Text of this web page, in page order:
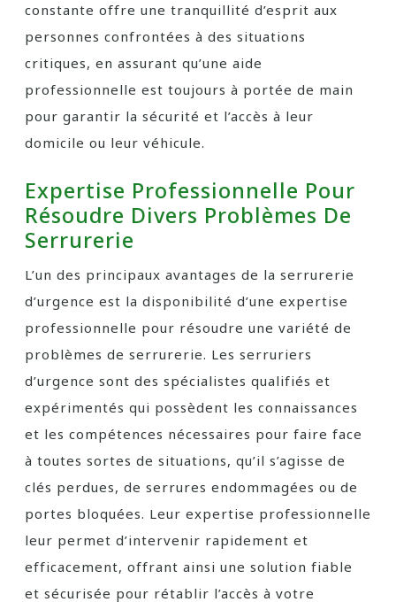
constante offre une tranquillité d’esprit aux
personnes confrontées à des situations
critiques, en assurant qu’une aide
professionnelle est toujours à portée de main
pour garantir la sécurité et l’accès à leur
domicile ou leur véhicule.
Expertise Professionnelle Pour
Résoudre Divers Problèmes De
Serrurerie
L’un des principaux avantages de la serrurerie
d’urgence est la disponibilité d’une expertise
professionnelle pour résoudre une variété de
problèmes de serrurerie. Les serruriers
d’urgence sont des spécialistes qualifiés et
expérimentés qui possèdent les connaissances
et les compétences nécessaires pour faire face
à toutes sortes de situations, qu’il s’agisse de
clés perdues, de serrures endommagées ou de
portes bloquées. Leur expertise professionnelle
leur permet d’intervenir rapidement et
efficacement, offrant ainsi une solution fiable
et sécurisée pour rétablir l’accès à votre